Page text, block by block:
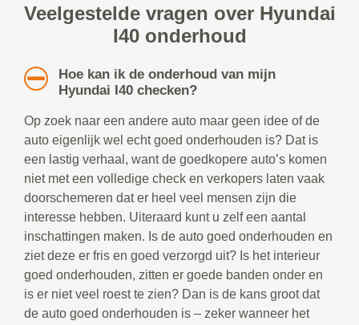
Veelgestelde vragen over Hyundai
I40 onderhoud
Hoe kan ik de onderhoud van mijn
Hyundai I40 checken?
Op zoek naar een andere auto maar geen idee of de
auto eigenlijk wel echt goed onderhouden is? Dat is
een lastig verhaal, want de goedkopere auto’s komen
niet met een volledige check en verkopers laten vaak
doorschemeren dat er heel veel mensen zijn die
interesse hebben. Uiteraard kunt u zelf een aantal
inschattingen maken. Is de auto goed onderhouden en
ziet deze er fris en goed verzorgd uit? Is het interieur
goed onderhouden, zitten er goede banden onder en
is er niet veel roest te zien? Dan is de kans groot dat
de auto goed onderhouden is – zeker wanneer het